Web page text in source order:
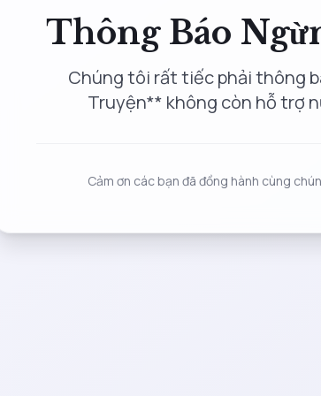
Thông Báo
Chúng tôi rất tiếc phải thông
Truyện** không còn hỗ trợ
Cảm ơn các bạn đã đồng hành cùng